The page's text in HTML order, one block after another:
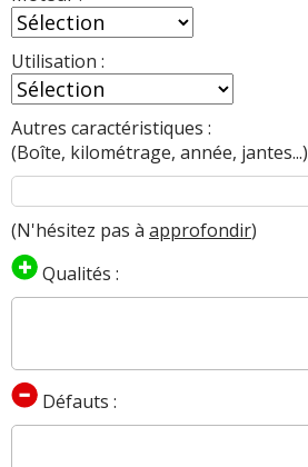
Utilisation :
Autres caractéristiques :
(Boîte, kilométrage, année, jantes...)
(N'hésitez pas à approfondir)
Qualités :
Défauts :